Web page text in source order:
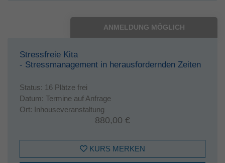
ANMELDUNG MÖGLICH
Stressfreie Kita
- Stressmanagement in herausfordernden Zeiten
Status: 16 Plätze frei
Datum: Termine auf Anfrage
Ort: Inhouseveranstaltung
880,00 €
KURS MERKEN